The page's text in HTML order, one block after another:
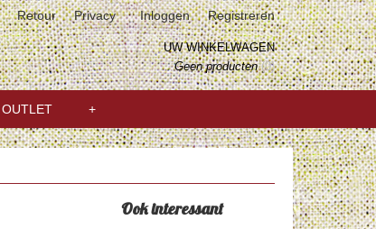
Retour Privacy Inloggen Registreren
UW WINKELWAGEN
Geen producten(0)
OUTLET +
Ook interessant